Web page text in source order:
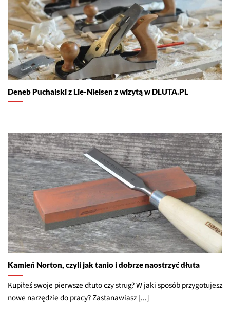
Deneb Puchalski z Lie-Nielsen z wizytą w DLUTA.PL
Kamień Norton, czyli jak tanio i dobrze naostrzyć dłuta
Kupiłeś swoje pierwsze dłuto czy strug? W jaki sposób przygotujesz
nowe narzędzie do pracy? Zastanawiasz [...]